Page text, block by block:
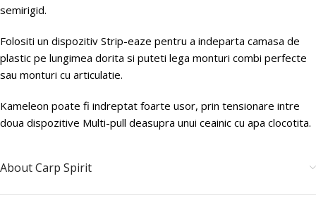
semirigid.
Folositi un dispozitiv Strip-eaze pentru a indeparta camasa de
plastic pe lungimea dorita si puteti lega monturi combi perfecte
sau monturi cu articulatie.
Kameleon poate fi indreptat foarte usor, prin tensionare intre
doua dispozitive Multi-pull deasupra unui ceainic cu apa clocotita.
About Carp Spirit